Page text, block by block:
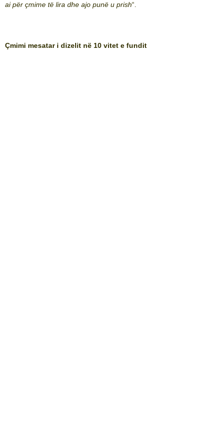
ai për çmime të lira dhe ajo punë u prish“.
Çmimi mesatar i dizelit në 10 vitet e fundit